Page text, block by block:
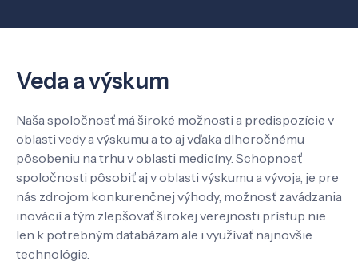
Veda a výskum
Pôsobenie
Know-how
O nás
Veda a výskum
Naša spoločnosť má široké možnosti a predispozície v
oblasti vedy a výskumu a to aj vďaka dlhoročnému
pôsobeniu na trhu v oblasti medicíny. Schopnosť
spoločnosti pôsobiť aj v oblasti výskumu a vývoja, je pre
nás zdrojom konkurenčnej výhody, možnosť zavádzania
inovácií a tým zlepšovať širokej verejnosti prístup nie
len k potrebným databázam ale i využívať najnovšie
technológie.